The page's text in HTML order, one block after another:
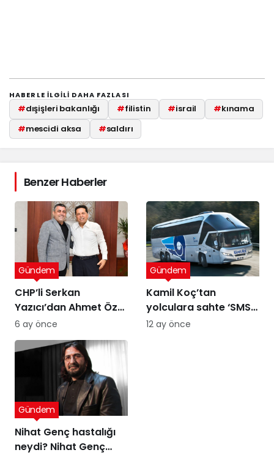
HABERLE ILGILI DAHA FAZLASI
#dışişleri bakanlığı #filistin #israil #kınama
#mescidi aksa #saldırı
Benzer Haberler
CHP’li Serkan
Yazıcı’dan Ahmet Özer
kararına tepki: Bu bir
yargı değil, sandığı
tanımayan düzenin
Gündem
6 ay önce
Kamil Koç’tan
yolculara sahte ‘SMS’
uyarısı
Gündem
12 ay önce
Nihat Genç hastalığı
neydi? Nihat Genç
Gündem